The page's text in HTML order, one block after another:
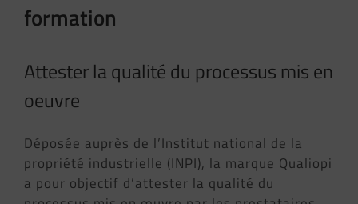
formation
Attester la qualité du processus mis en
oeuvre
Déposée auprès de l’Institut national de la
propriété industrielle (INPI), la marque Qualiopi
a pour objectif d’attester la qualité du